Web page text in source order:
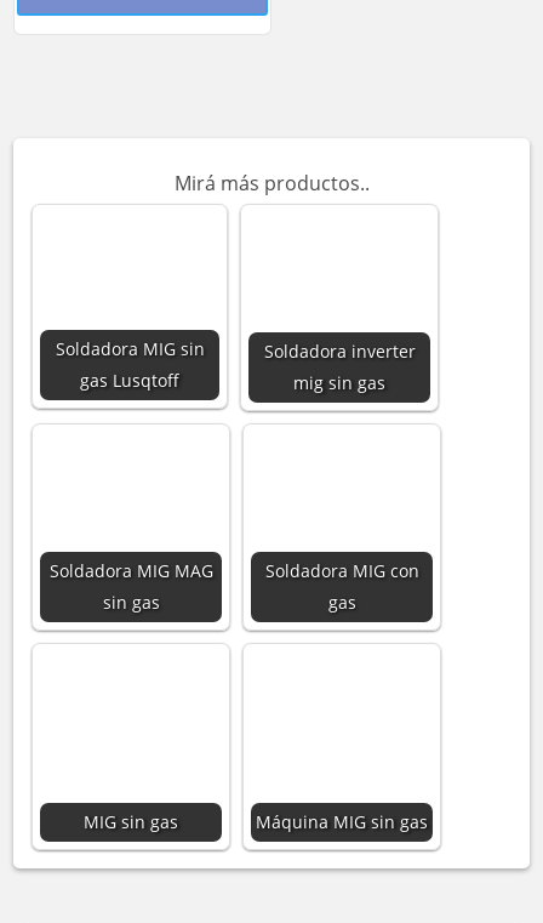
Mirá más productos..
Soldadora MIG sin
gas Lusqtoff
Soldadora inverter
mig sin gas
Soldadora MIG MAG
sin gas
Soldadora MIG con
gas
MIG sin gas Máquina MIG sin gas